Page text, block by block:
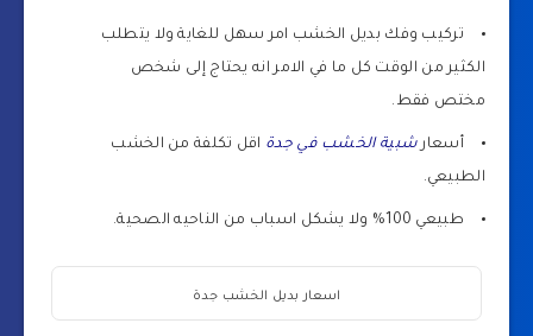
تركيب وفك بديل الخشب امر سهل للغاية ولا يتطلب
الكثير من الوقت كل ما في الامر انه يحتاج إلى شخص
مختص فقط.
أسعار شبية الخشب في جدة اقل تكلفة من الخشب
الطبيعي.
طبيعي 100% ولا يشكل اسباب من الناحيه الصحية.
اسعار بديل الخشب جدة